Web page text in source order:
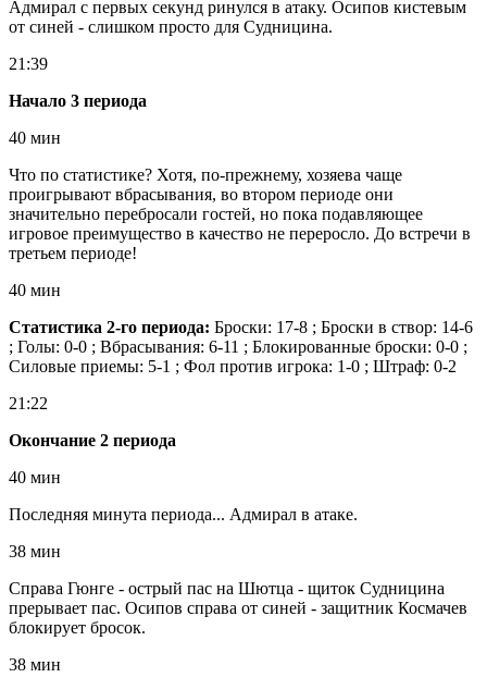
Адмирал с первых секунд ринулся в атаку. Осипов кистевым
от синей - слишком просто для Судницина.
21:39
Начало 3 периода
40 мин
Что по статистике? Хотя, по-прежнему, хозяева чаще
проигрывают вбрасывания, во втором периоде они
значительно перебросали гостей, но пока подавляющее
игровое преимущество в качество не переросло. До встречи в
третьем периоде!
40 мин
Статистика 2-го периода: Броски: 17-8 ; Броски в створ: 14-6
; Голы: 0-0 ; Вбрасывания: 6-11 ; Блокированные броски: 0-0 ;
Силовые приемы: 5-1 ; Фол против игрока: 1-0 ; Штраф: 0-2
21:22
Окончание 2 периода
40 мин
Последняя минута периода... Адмирал в атаке.
38 мин
Справа Гюнге - острый пас на Шютца - щиток Судницина
прерывает пас. Осипов справа от синей - защитник Космачев
блокирует бросок.
38 мин